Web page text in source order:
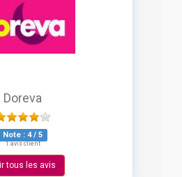
Doreva
Note : 4/ 5
1 avis client
tous les avis